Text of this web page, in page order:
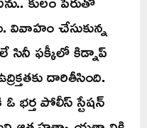
వివాహం చేసుకున్న
సినీ ఫక్కీలో కిడ్నాప్
దారితీసింది.
భర్త పోలీస్ స్టేషన్